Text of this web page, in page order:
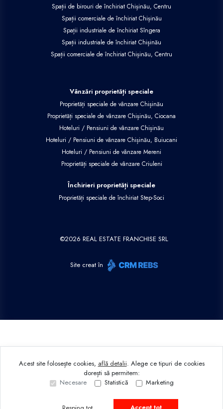
Spații de birouri de închiriat Chișinău, Centru
Spații comerciale de închiriat Chișinău
Spații industriale de închiriat Sîngera
Spații industriale de închiriat Chișinău
Spații comerciale de închiriat Chișinău, Centru
Vânzări proprietăți speciale
Proprietăți speciale de vânzare Chișinău
Proprietăți speciale de vânzare Chișinău, Ciocana
Hoteluri / Pensiuni de vânzare Chișinău
Hoteluri / Pensiuni de vânzare Chișinău, Buiucani
Hoteluri / Pensiuni de vânzare Mereni
Proprietăți speciale de vânzare Criuleni
Închirieri proprietăți speciale
Proprietăți speciale de închiriat Step-Soci
©2026 REAL ESTATE FRANCHISE SRL
Site creat în
Acest site folosește cookies, află detalii. Alege ce tipuri de cookies
dorești să permitem:
Necesare
Statistică Marketing